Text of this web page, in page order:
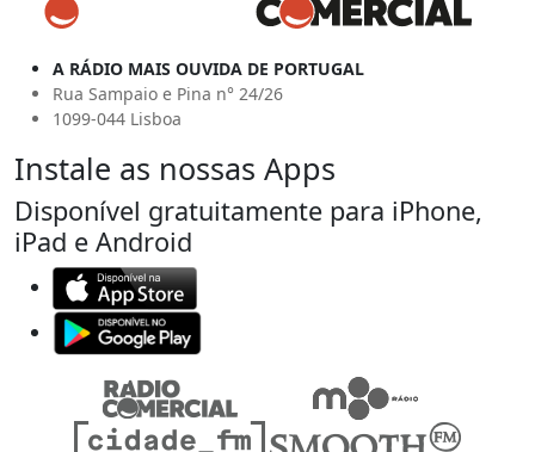
A RÁDIO MAIS OUVIDA DE PORTUGAL
Rua Sampaio e Pina n° 24/26
1099-044 Lisboa
Instale as nossas Apps
Disponível gratuitamente para iPhone,
iPad e Android